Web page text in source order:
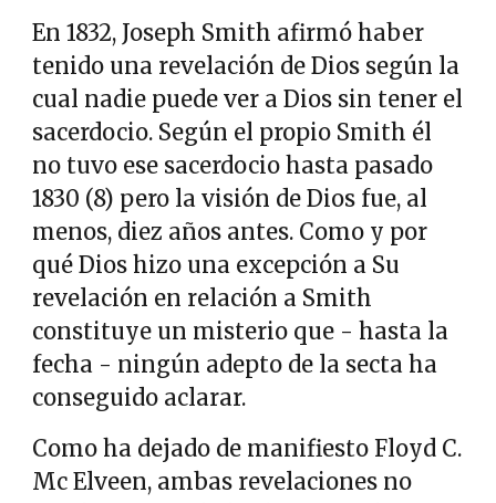
En 1832, Joseph Smith afirmó haber
tenido una revelación de Dios según la
cual nadie puede ver a Dios sin tener el
sacerdocio. Según el propio Smith él
no tuvo ese sacerdocio hasta pasado
1830 (8) pero la visión de Dios fue, al
menos, diez años antes. Como y por
qué Dios hizo una excepción a Su
revelación en relación a Smith
constituye un misterio que - hasta la
fecha - ningún adepto de la secta ha
conseguido aclarar.
Como ha dejado de manifiesto Floyd C.
Mc Elveen, ambas revelaciones no